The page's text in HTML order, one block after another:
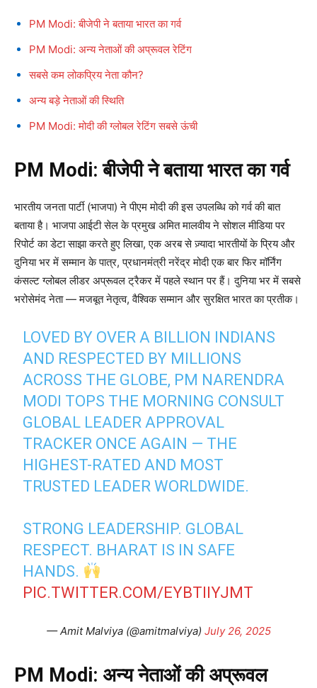
PM Modi: बीजेपी ने बताया भारत का गर्व
PM Modi: अन्य नेताओं की अप्रूवल रेटिंग
सबसे कम लोकप्रिय नेता कौन?
अन्य बड़े नेताओं की स्थिति
PM Modi: मोदी की ग्लोबल रेटिंग सबसे ऊंची
PM Modi: बीजेपी ने बताया भारत का गर्व
भारतीय जनता पार्टी (भाजपा) ने पीएम मोदी की इस उपलब्धि को गर्व की बात
बताया है। भाजपा आईटी सेल के प्रमुख अमित मालवीय ने सोशल मीडिया पर
रिपोर्ट का डेटा साझा करते हुए लिखा, एक अरब से ज़्यादा भारतीयों के प्रिय और
दुनिया भर में सम्मान के पात्र, प्रधानमंत्री नरेंद्र मोदी एक बार फिर मॉर्निंग
कंसल्ट ग्लोबल लीडर अप्रूवल ट्रैकर में पहले स्थान पर हैं। दुनिया भर में सबसे
भरोसेमंद नेता — मजबूत नेतृत्व, वैश्विक सम्मान और सुरक्षित भारत का प्रतीक।
LOVED BY OVER A BILLION INDIANS
AND RESPECTED BY MILLIONS
ACROSS THE GLOBE, PM NARENDRA
MODI TOPS THE MORNING CONSULT
GLOBAL LEADER APPROVAL
TRACKER ONCE AGAIN — THE
HIGHEST-RATED AND MOST
TRUSTED LEADER WORLDWIDE.
STRONG LEADERSHIP. GLOBAL
RESPECT. BHARAT IS IN SAFE
HANDS.
PIC.TWITTER.COM/EYBTIIYJMT
— Amit Malviya (@amitmalviya) July 26, 2025
PM Modi: अन्य नेताओं की अप्रूवल